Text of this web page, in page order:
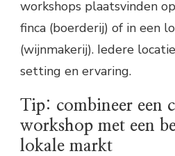
workshops plaatsvinden
finca (boerderij) of in een
(wijnmakerij). Iedere
setting en ervaring.
Tip: combineer een
workshop met een
lokale markt